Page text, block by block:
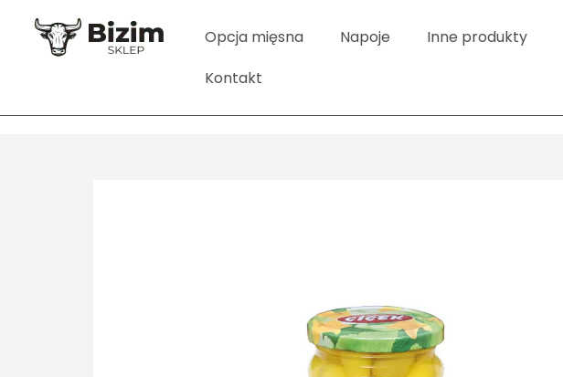
Opcja mięsna Napoje Inne produkty
Kontakt